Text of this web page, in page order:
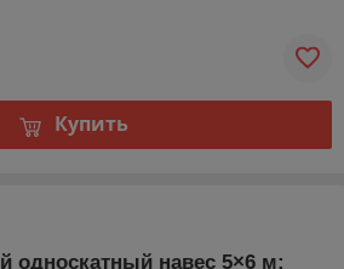
Купить
односкатный навес 5×6 м: